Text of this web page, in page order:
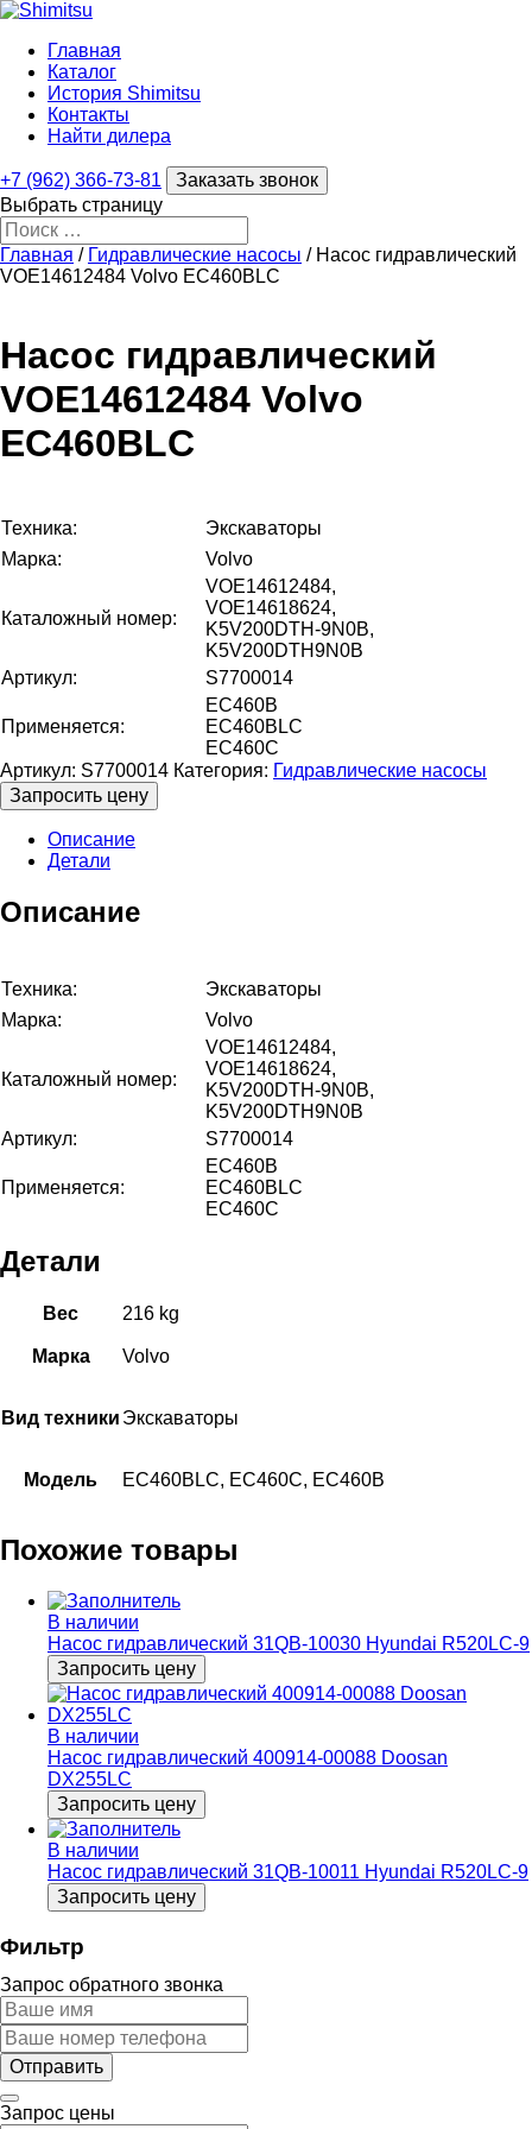
Главная
Каталог
История Shimitsu
Контакты
Найти дилера
+7 (962) 366-73-81
Заказать звонок
Выбрать страницу
Главная / Гидравлические насосы / Насос гидравлический
VOE14612484 Volvo EC460BLC
Насос гидравлический
VOE14612484 Volvo
EC460BLC
Техника:
Экскаваторы
Марка:
Volvo
Каталожный номер:
VOE14612484,
VOE14618624,
K5V200DTH-9N0B,
K5V200DTH9N0B
Артикул:
S7700014
Применяется:
EC460B
EC460BLC
EC460C
Артикул: S7700014 Категория: Гидравлические насосы
Запросить цену
Описание
Детали
Описание
Техника:
Экскаваторы
Марка:
Volvo
Каталожный номер:
VOE14612484,
VOE14618624,
K5V200DTH-9N0B,
K5V200DTH9N0B
Артикул:
S7700014
Применяется:
EC460B
EC460BLC
EC460C
Детали
Вес 216 kg
Марка Volvo
Вид техники Экскаваторы
Модель EC460BLC, EC460C, EC460B
Похожие товары
В наличии
Насос гидравлический 31QB-10030 Hyundai R520LC-9
Запросить цену
В наличии
Насос гидравлический 400914-00088 Doosan
DX255LC
Запросить цену
В наличии
Насос гидравлический 31QB-10011 Hyundai R520LC-9
Запросить цену
Фильтр
Запрос обратного звонка
Запрос цены